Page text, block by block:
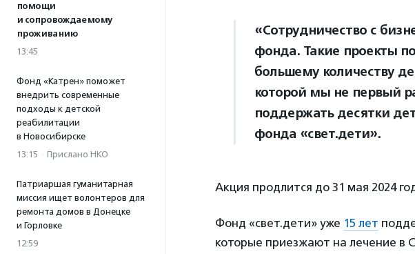
помощи
и сопровождаемому
проживанию
13:45
Фонд «Катрен» поможет
внедрить современные
подходы к детской
реабилитации
в Новосибирске
13:15 · Прислано НКО
Патриаршая гуманитарная
миссия ищет волонтеров для
ремонта домов в Донецке
и Горловке
12:59
«Сотрудничество с
фонда. Такие проекты
большему количеству
которой мы не первый
поддержать десятки
фонда «свет.дети».
Акция продлится до 31 мая 2024
Фонд «свет.дети» уже 15 лет
которые приезжают на лечение в